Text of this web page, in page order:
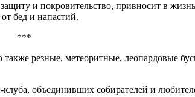
и покровительство, привносит в
бед и напастий.
***
также резные, метеоритные, леопардовые
объединивших собирателей и